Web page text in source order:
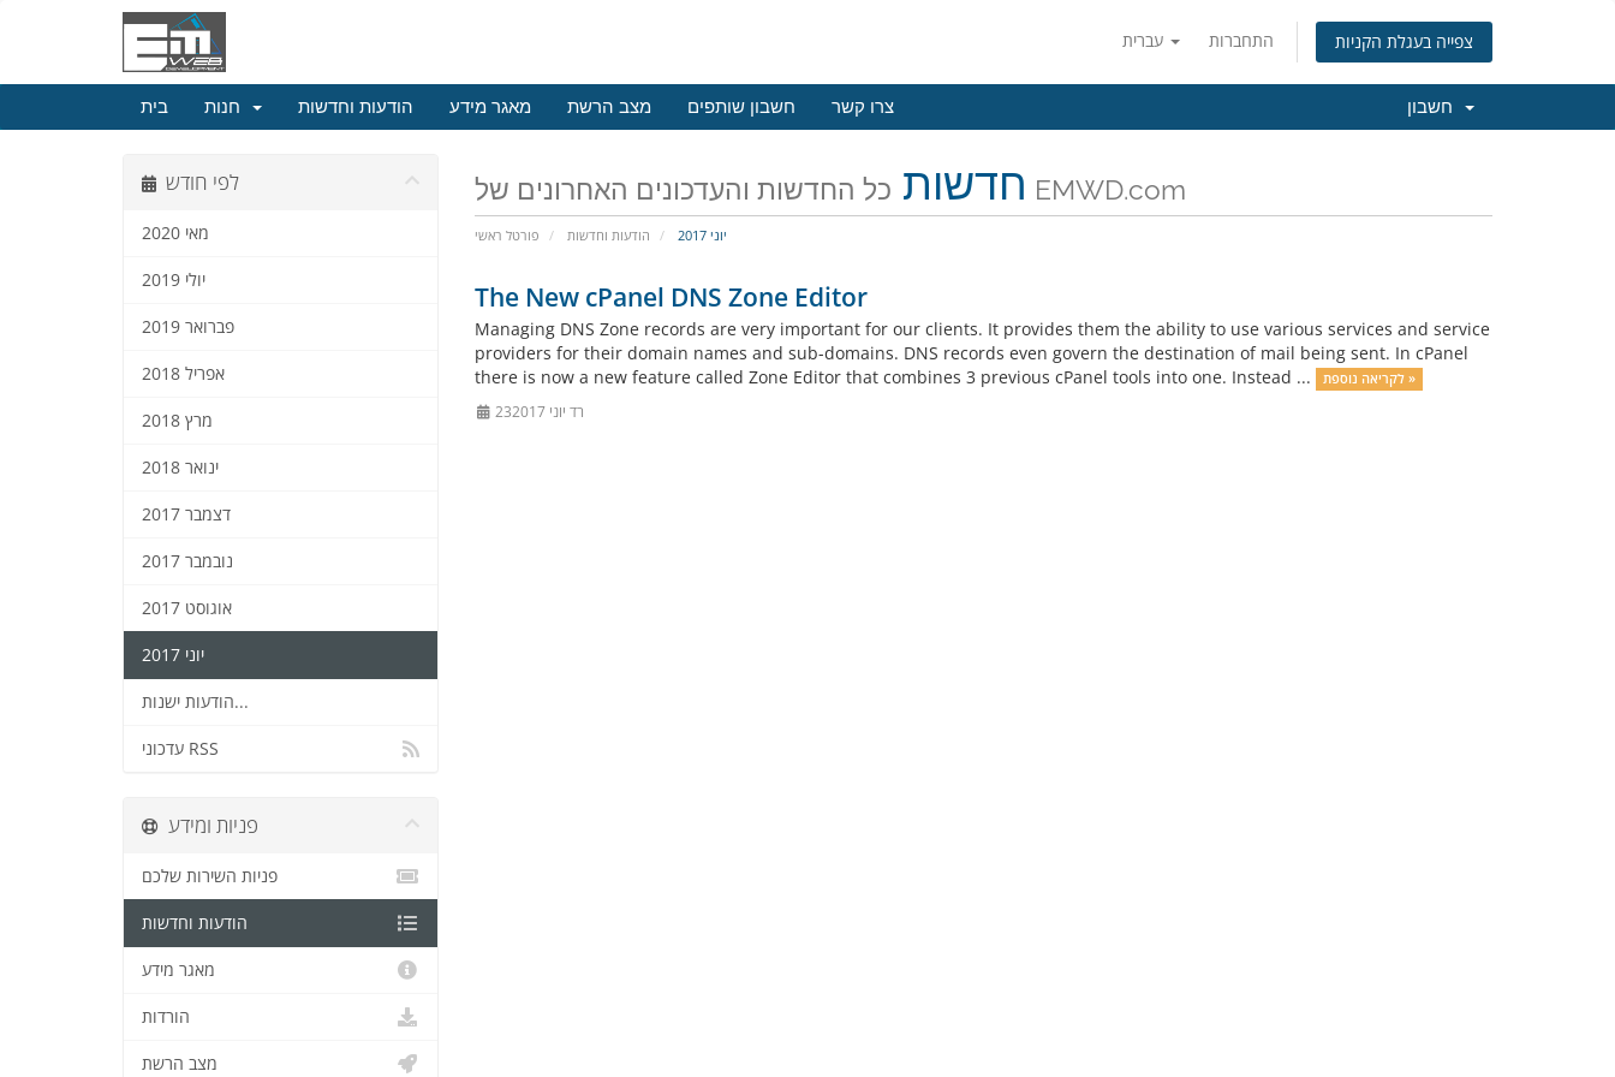
התחברות צפייה בעגלת הקניות
בית הודעות וחדשות מאגר מידע מצב הרשת חשבון שותפים צרו קשר
חדשות כל החדשות והעדכונים האחרונים של EMWD.com
פורטל ראשי הודעות וחדשות יוני 2017
לפי חודש
מאי 2020
יולי 2019
פברואר 2019
אפריל 2018
מרץ 2018
ינואר 2018
דצמבר 2017
נובמבר 2017
אוגוסט 2017
יוני 2017
הודעות ישנות...
עדכוני RSS
The New cPanel DNS Zone Editor
Managing DNS Zone records are very important for our clients. It provides them the ability to use various services and service
providers for their domain names and sub-domains. DNS records even govern the destination of mail being sent. In cPanel
there is now a new feature called Zone Editor that combines 3 previous cPanel tools into one. Instead ...
לקריאה נוספת »
23רד יוני 2017
פניות ומידע
פניות השירות שלכם
הודעות וחדשות
מאגר מידע
הורדות
מצב הרשת